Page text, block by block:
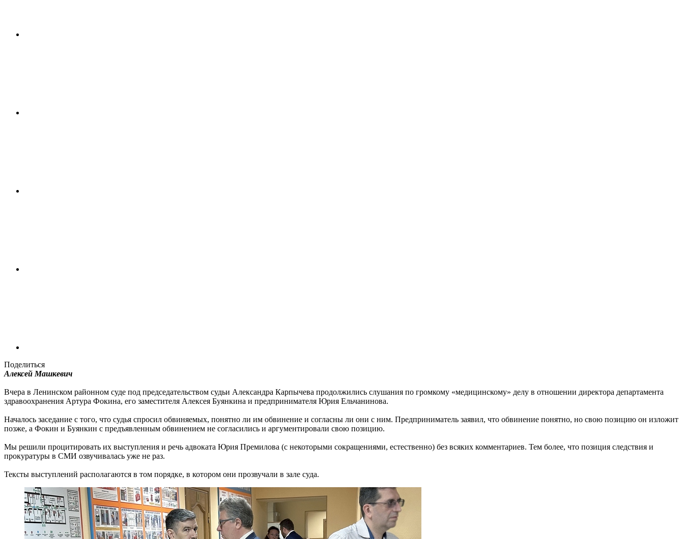
Поделиться
Алексей Машкевич
Вчера в Ленинском районном суде под председательством судьи Александра Карпычева продолжились слушания по громкому «медицинскому» делу в отношении директора департамента
здравоохранения Артура Фокина, его заместителя Алексея Буянкина и предпринимателя Юрия Ельчанинова.
Началось заседание с того, что судья спросил обвиняемых, понятно ли им обвинение и согласны ли они с ним. Предприниматель заявил, что обвинение понятно, но свою позицию он изложит
позже, а Фокин и Буянкин с предъявленным обвинением не согласились и аргументировали свою позицию.
Мы решили процитировать их выступления и речь адвоката Юрия Премилова (с некоторыми сокращениями, естественно) без всяких комментариев. Тем более, что позиция следствия и
прокуратуры в СМИ озвучивалась уже не раз.
Тексты выступлений располагаются в том порядке, в котором они прозвучали в зале суда.